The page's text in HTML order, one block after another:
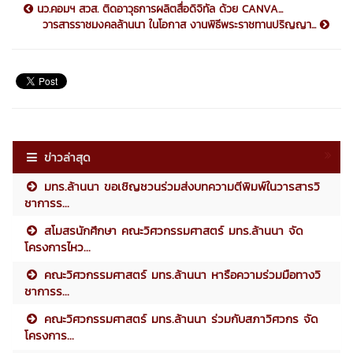
นว.คอมฯ สวส. ติดอาวุธการผลิตสื่อดิจิทัล ด้วย CANVA...
วารสารราชมงคลล้านนา ในโอกาส งานพิธีพระราชทานปริญญา...
ข่าวล่าสุด
มทร.ล้านนา ขอเชิญชวนร่วมส่งบทความตีพิมพ์ในวารสารวิ
ชาการร...
สโมสรนักศึกษา คณะวิศวกรรมศาสตร์ มทร.ล้านนา จัด
โครงการไหว...
คณะวิศวกรรมศาสตร์ มทร.ล้านนา หารือความร่วมมือทางวิ
ชาการร...
คณะวิศวกรรมศาสตร์ มทร.ล้านนา ร่วมกับสภาวิศวกร จัด
โครงการ...